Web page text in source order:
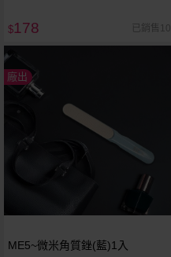
$178 已銷售10
廠出
ME5~微米角質銼(藍)1入